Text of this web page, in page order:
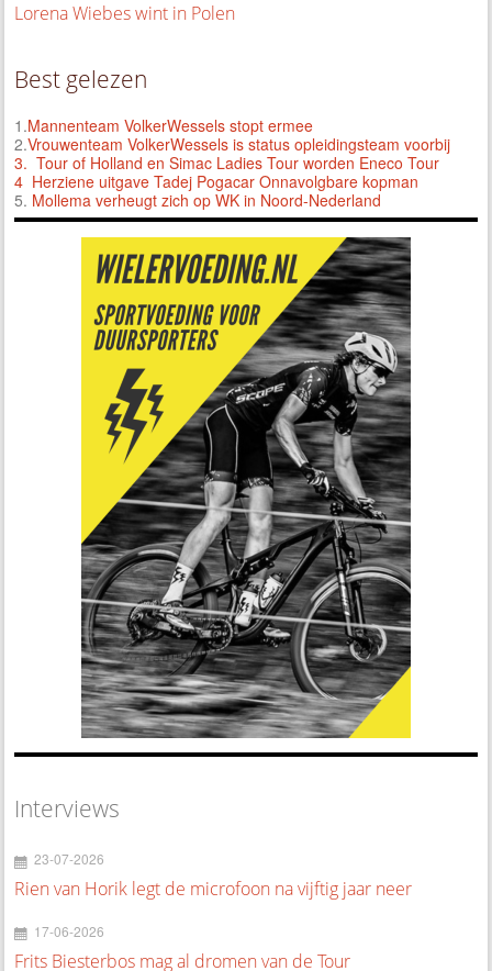
Lorena Wiebes wint in Polen
Best gelezen
1.Mannenteam VolkerWessels stopt ermee
2.Vrouwenteam VolkerWessels is status opleidingsteam voorbij
3. Tour of Holland en Simac Ladies Tour worden Eneco Tour
4 Herziene uitgave Tadej Pogacar Onnavolgbare kopman
5. Mollema verheugt zich op WK in Noord-Nederland
Interviews
23-07-2026
Rien van Horik legt de microfoon na vijftig jaar neer
17-06-2026
Frits Biesterbos mag al dromen van de Tour